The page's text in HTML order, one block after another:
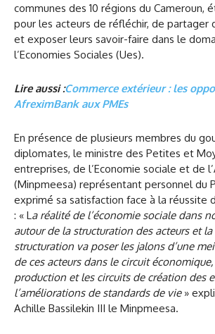
communes des 10 régions du Cameroun,
pour les acteurs de réfléchir, de partager
et exposer leurs savoir-faire dans le
l’Economies Sociales (Ues).
Lire aussi :Commerce extérieur : les
AfreximBank aux PMEs
En présence de plusieurs membres du
diplomates, le ministre des Petites et
entreprises, de l’Economie sociale et de
(Minpmeesa) représentant personnel du
exprimé sa satisfaction face à la réussite
: « L a réalité de l’économie sociale dans
autour de la structuration des acteurs et
structuration va poser les jalons d’une
de ces acteurs dans le circuit
production et les circuits de création des
l’améliorations de standards de vie»
Achille Bassilekin III le Minpmeesa.